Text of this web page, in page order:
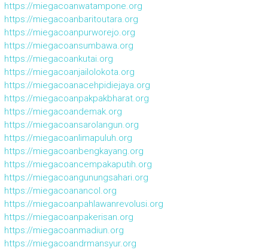
https://miegacoanwatampone.org
https://miegacoanbaritoutara.org
https://miegacoanpurworejo.org
https://miegacoansumbawa.org
https://miegacoankutai.org
https://miegacoanjailolokota.org
https://miegacoanacehpidiejaya.org
https://miegacoanpakpakbharat.org
https://miegacoandemak.org
https://miegacoansarolangun.org
https://miegacoanlimapuluh.org
https://miegacoanbengkayang.org
https://miegacoancempakaputih.org
https://miegacoangunungsahari.org
https://miegacoanancol.org
https://miegacoanpahlawanrevolusi.org
https://miegacoanpakerisan.org
https://miegacoanmadiun.org
https://miegacoandrmansyur.org